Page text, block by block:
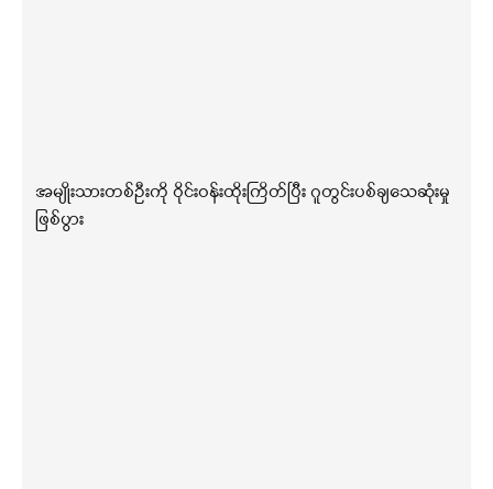
အမျိုးသားတစ်ဦးကို ဝိုင်းဝန်းထိုးကြိတ်ပြီး ဂူတွင်းပစ်ချသေဆုံးမှု
ဖြစ်ပွား